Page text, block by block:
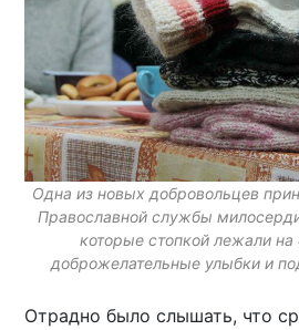
Одна из новых добровольцев
Православной службы
которые стопкой лежали
доброжелательные улыбки и
Отрадно было слышать, что